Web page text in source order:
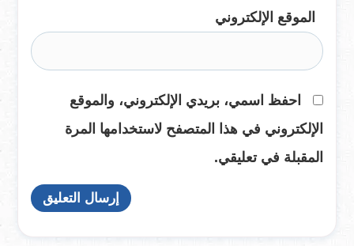
الموقع الإلكتروني
احفظ اسمي، بريدي الإلكتروني، والموقع
الإلكتروني في هذا المتصفح لاستخدامها المرة
المقبلة في تعليقي.